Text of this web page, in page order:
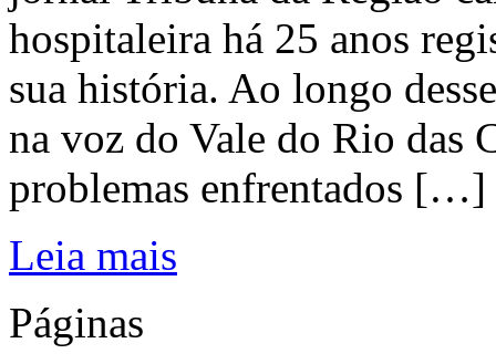
hospitaleira há 25 anos
sua história. Ao longo
na voz do Vale do Rio das
problemas enfrentados […]
Leia mais
Páginas